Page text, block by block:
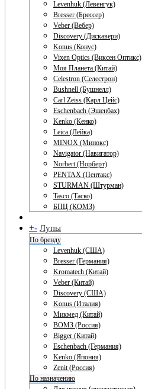
Levenhuk (Левенгук)
Bresser (Брессер)
Veber (Вебер)
Discovery (Дискавери)
Konus (Конус)
Vixen Optics (Виксен Оптикс)
Моя Планета (Китай)
Celestron (Селестрон)
Bushnell (Бушнелл)
Carl Zeiss (Карл Цейс)
Eschenbach (Эшенбах)
Kenko (Кенко)
Leica (Лейка)
MINOX (Минокс)
Navigator (Навигатор)
Norbert (Норберт)
PENTAX (Пентакс)
STURMAN (Штурман)
Tasco (Таско)
БПЦ (КОМЗ)
+- Лупы
По бренду
Levenhuk (США)
Bresser (Германия)
Kromatech (Китай)
Veber (Китай)
Discovery (США)
Konus (Италия)
Микмед (Китай)
ВОМЗ (Россия)
Bigger (Китай)
Eschenbach (Германия)
Kenko (Япония)
Zenit (Россия)
По назначению